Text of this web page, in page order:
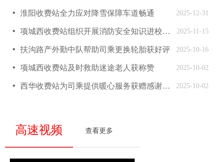
2025-12-31
넸 淮阳收费站全力应对降雪保障车道畅通
2025-11-15
넸 项城西收费站组织开展消防安全知识进校园活动
2025-10-16
넸 扶沟路产外勤中队帮助司乘更换轮胎获好评
2025-10-02
넸 项城西收费站及时救助迷途老人获称赞
2025-10-02
넸 西华收费站为司乘提供暖心服务获赠感谢锦旗
高速视频 查看更多